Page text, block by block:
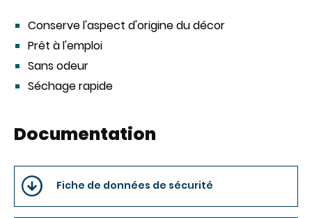
Conserve l'aspect d'origine du décor
Prêt à l'emploi
Sans odeur
Séchage rapide
Documentation
Fiche de données de sécurité